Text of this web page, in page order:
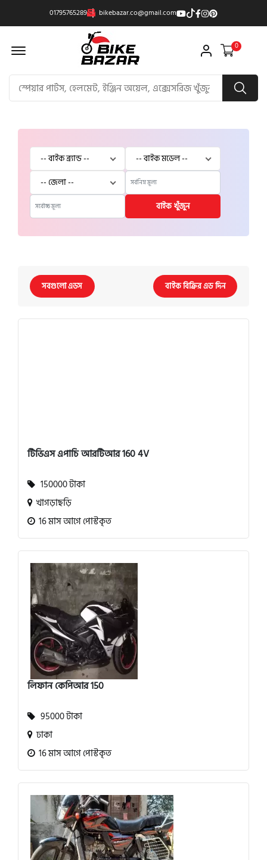
01795765289 bikebazar.co@gmail.com
Offcanvas Menu Open 0
বাইক খুঁজুন
সবগুলো এডস বাইক বিক্রির এড দিন
টিভিএস এপাচি আরটিআর 160 4V
150000 টাকা
খাগড়াছড়ি
16 মাস আগে পোস্টকৃত
লিফান কেপিআর 150
95000 টাকা
ঢাকা
16 মাস আগে পোস্টকৃত